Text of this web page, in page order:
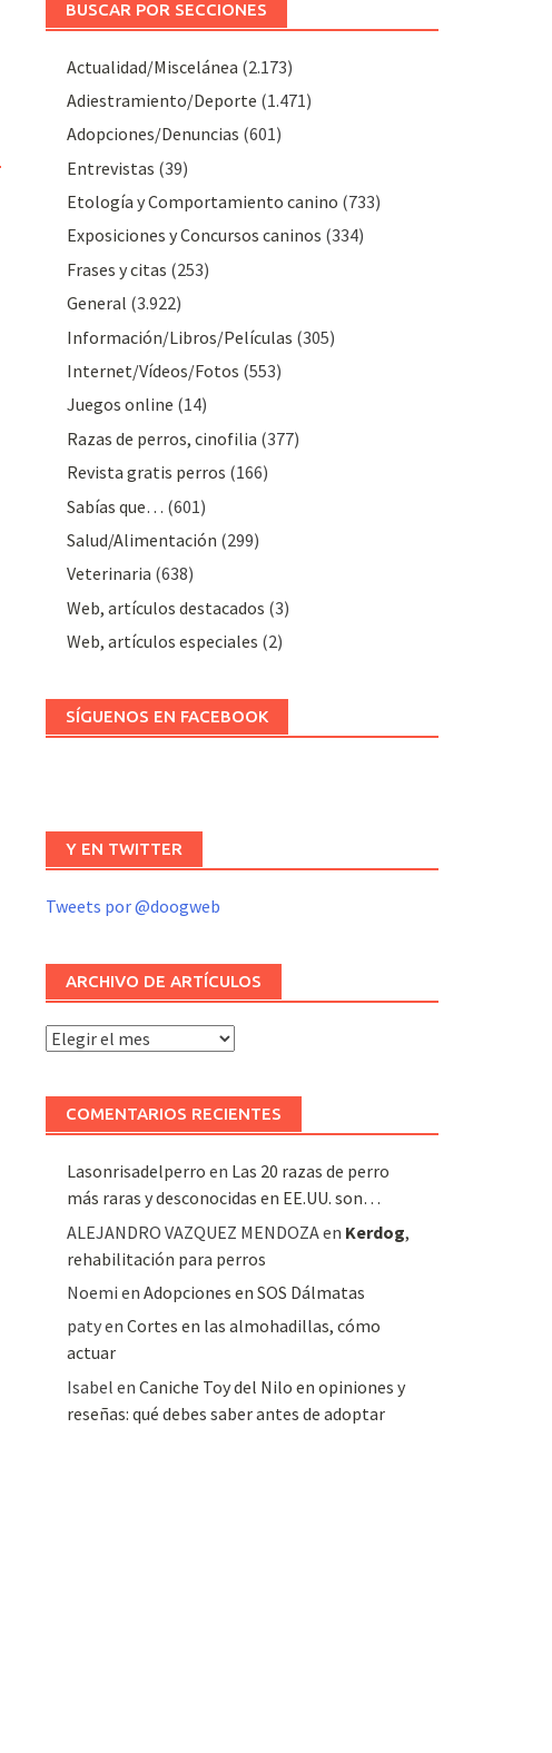
BUSCAR POR SECCIONES
Actualidad/Miscelánea (2.173)
Adiestramiento/Deporte (1.471)
Adopciones/Denuncias (601)
Entrevistas (39)
Etología y Comportamiento canino (733)
Exposiciones y Concursos caninos (334)
Frases y citas (253)
General (3.922)
Información/Libros/Películas (305)
Internet/Vídeos/Fotos (553)
Juegos online (14)
Razas de perros, cinofilia (377)
Revista gratis perros (166)
Sabías que… (601)
Salud/Alimentación (299)
Veterinaria (638)
Web, artículos destacados (3)
Web, artículos especiales (2)
SÍGUENOS EN FACEBOOK
Y EN TWITTER
Tweets por @doogweb
ARCHIVO DE ARTÍCULOS
Archivo
artículos
COMENTARIOS RECIENTES
Lasonrisadelperro en Las 20 razas de perro
más raras y desconocidas en EE.UU. son…
ALEJANDRO VAZQUEZ MENDOZAen Kerdog,
rehabilitación para perros
Noemi en Adopciones en SOS Dálmatas
patyen Cortes en las almohadillas, cómo
actuar
Isabel en Caniche Toy del Nilo en opiniones y
reseñas: qué debes saber antes de adoptar